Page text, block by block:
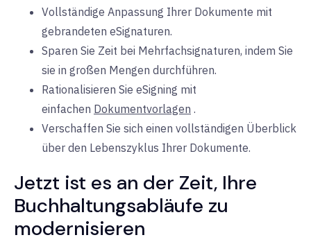
Vollständige Anpassung Ihrer Dokumente mit
gebrandeten eSignaturen.
Sparen Sie Zeit bei Mehrfachsignaturen, indem Sie
sie in großen Mengen durchführen.
Rationalisieren Sie eSigning mit
einfachen Dokumentvorlagen .
Verschaffen Sie sich einen vollständigen Überblick
über den Lebenszyklus Ihrer Dokumente.
Jetzt ist es an der Zeit, Ihre
Buchhaltungsabläufe zu
modernisieren